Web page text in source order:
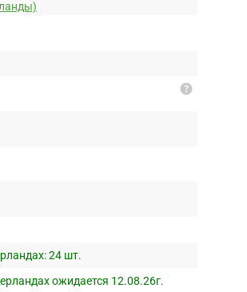
help
24 шт.
ожидается 12.08.26г.